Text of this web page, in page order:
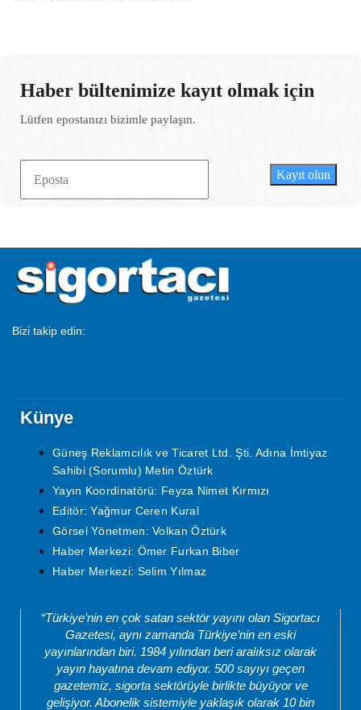
Haber bültenimize kayıt olmak için
Lütfen epostanızı bizimle paylaşın.
Kayıt olun
Bizi takip edin:
Künye
Güneş Reklamcılık ve Ticaret Ltd. Şti. Adına İmtiyaz
Sahibi (Sorumlu) Metin Öztürk
Yayın Koordinatörü: Feyza Nimet Kırmızı
Editör: Yağmur Ceren Kural
Görsel Yönetmen: Volkan Öztürk
Haber Merkezi: Ömer Furkan Biber
Haber Merkezi: Selim Yılmaz
“Türkiye’nin en çok satan sektör yayını olan Sigortacı
Gazetesi, aynı zamanda Türkiye’nin en eski
yayınlarından biri. 1984 yılından beri aralıksız olarak
yayın hayatına devam ediyor. 500 sayıyı geçen
gazetemiz, sigorta sektörüyle birlikte büyüyor ve
gelişiyor. Abonelik sistemiyle yaklaşık olarak 10 bin